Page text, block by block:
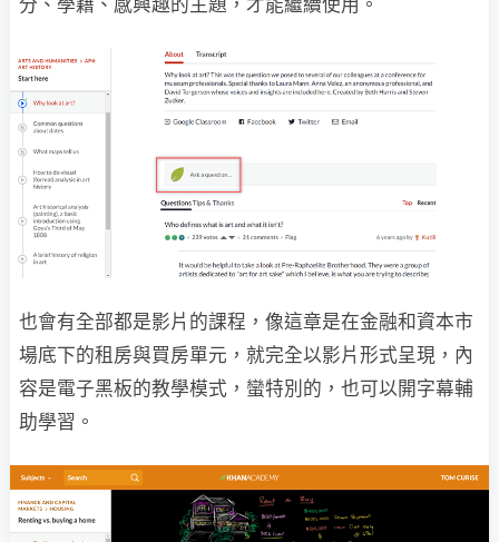
也會有全部都是影片的課程，像這章是在金融和資本市
場底下的租房與買房單元，就完全以影片形式呈現，內
容是電子黑板的教學模式，蠻特別的，也可以開字幕輔
助學習。